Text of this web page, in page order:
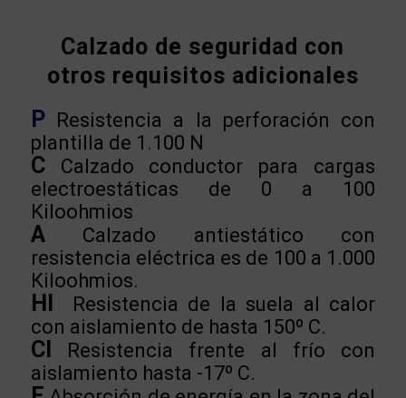
Calzado de seguridad con
otros requisitos adicionales
PResistencia a la perforación con
plantilla de 1.100 N
C
Calzado conductor para cargas
electroestáticas de 0 a 100
Kiloohmios
ACalzado antiestático con
resistencia eléctrica es de 100 a 1.000
Kiloohmios.
HI
Resistencia de la suela al calor
con aislamiento de hasta 150º C.
CI
Resistencia frente al frío con
aislamiento hasta -17º C.